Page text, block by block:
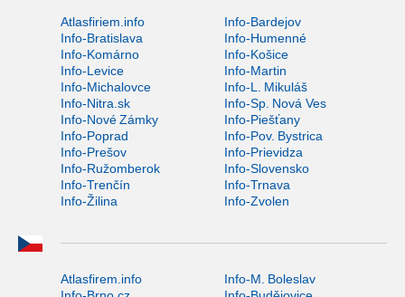
Atlasfiriem.info
Info-Bardejov
Info-Bratislava
Info-Humenné
Info-Komárno
Info-Košice
Info-Levice
Info-Martin
Info-Michalovce
Info-L. Mikuláš
Info-Nitra.sk
Info-Sp. Nová Ves
Info-Nové Zámky
Info-Piešťany
Info-Poprad
Info-Pov. Bystrica
Info-Prešov
Info-Prievidza
Info-Ružomberok
Info-Slovensko
Info-Trenčín
Info-Trnava
Info-Žilina
Info-Zvolen
Atlasfirem.info
Info-M. Boleslav